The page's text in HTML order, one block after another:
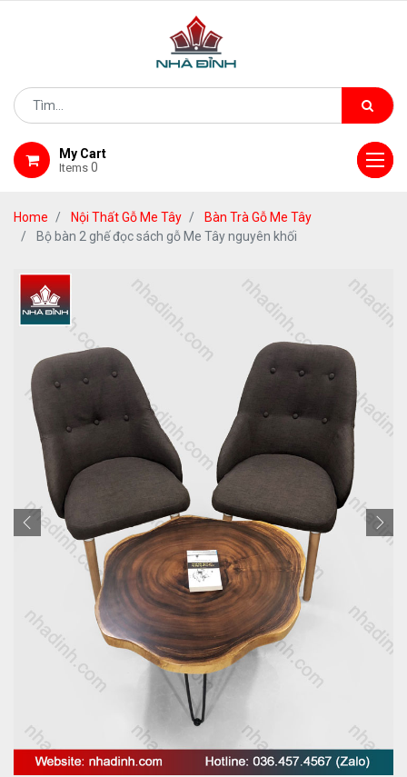
My Cart
Items 0
Home Nội Thất Gỗ Me Tây
Bàn Trà Gỗ Me Tây
Bộ bàn 2 ghế đọc sách gỗ Me Tây nguyên khối